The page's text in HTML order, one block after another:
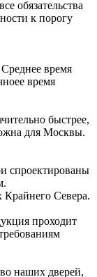
обязательства
к порогу
время
время
быстрее,
для Москвы.
спроектированы
Крайнего Севера.
проходит
наших дверей,